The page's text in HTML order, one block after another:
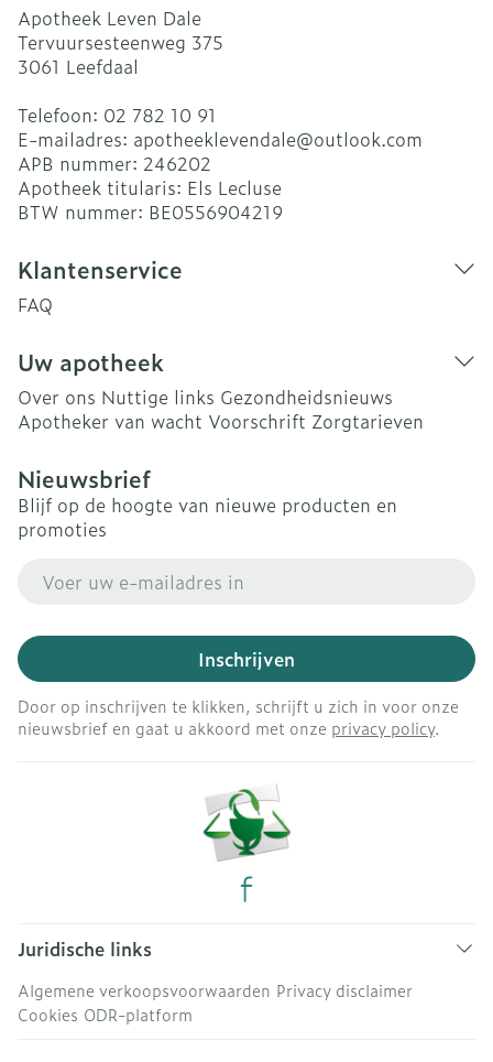
Apotheek Leven Dale
Tervuursesteenweg 375
3061 Leefdaal
Telefoon: 02 782 10 91
E-mailadres: apotheeklevendale@outlook.com
APB nummer: 246202
Apotheek titularis: Els Lecluse
BTW nummer: BE0556904219
Klantenservice
FAQ
Uw apotheek
Over ons Nuttige links Gezondheidsnieuws
Apotheker van wacht Voorschrift Zorgtarieven
Nieuwsbrief
Blijf op de hoogte van nieuwe producten en
promoties
Inschrijven
Door op inschrijven te klikken, schrijft u zich in voor onze
nieuwsbrief en gaat u akkoord met onze privacy policy.
Juridische links
Algemene verkoopsvoorwaarden Privacy disclaimer
Cookies ODR-platform